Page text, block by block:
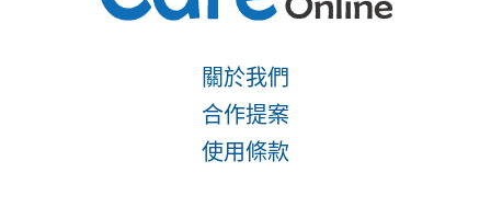
關於我們
合作提案
使用條款